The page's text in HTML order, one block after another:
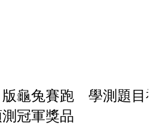
版龜兔賽跑 學測題目
冠軍獎品